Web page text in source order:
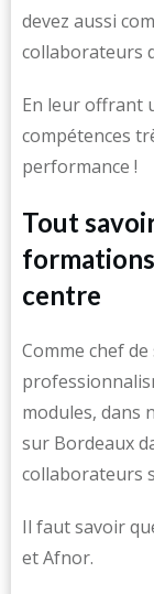
devez aussi
collaborateurs
En leur offrant
compétences
performance !
Tout
centre
Comme chef
modules, dans
sur Bordeaux
collaborateurs
Il faut savoir
et Afnor.